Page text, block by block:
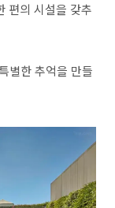
편의 시설을 갖추
별한 추억을 만들